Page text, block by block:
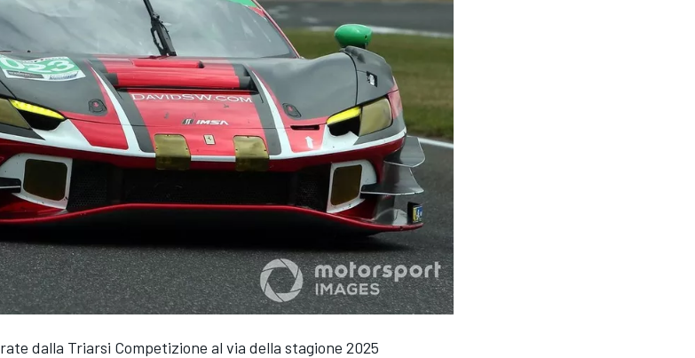
dalla Triarsi Competizione al via della stagione 2025